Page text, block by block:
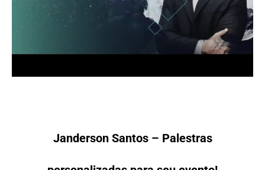
Janderson Santos – Palestras